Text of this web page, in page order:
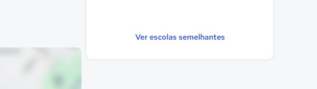
Ver escolas semelhantes